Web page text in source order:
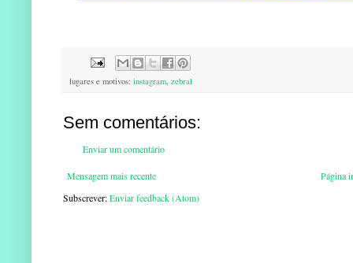
lugares e motivos: instagram, zebral
Sem comentários:
Enviar um comentário
Mensagem mais recente
Página
Subscrever:Enviar feedback (Atom)